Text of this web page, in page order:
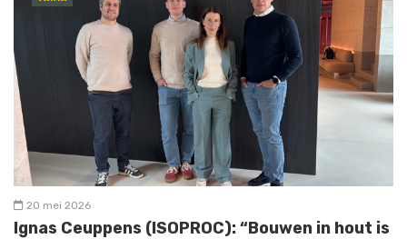
20 mei 2026
Ignas Ceuppens (ISOPROC): “Bouwen in hout is